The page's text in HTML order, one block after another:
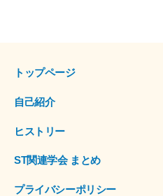
トップページ
自己紹介
ヒストリー
ST関連学会 まとめ
プライバシーポリシー